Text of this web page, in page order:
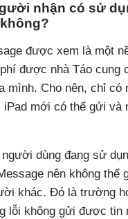
nhận có sử
được xem là một
được nhà Táo cung
mình. Cho nên, chỉ có
iPad mới có thể gửi và
dùng đang sử
nên không thể
khác. Đó là trường
lỗi không gửi được tin